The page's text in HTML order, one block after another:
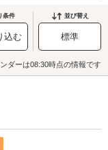
デートを楽しみましょ
のラブホテル
からもア
条件
込む
並び替え
標準
ダーは08:30時点の情報です